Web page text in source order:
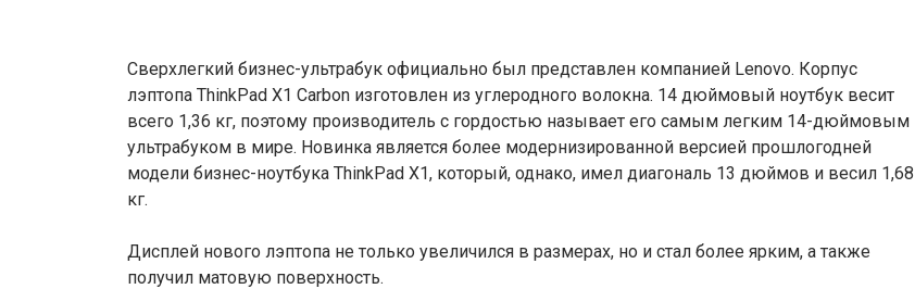
Сверхлегкий бизнес-ультрабук официально был представлен компанией Lenovo. Корпус
лэптопа ThinkPad X1 Carbon изготовлен из углеродного волокна. 14 дюймовый ноутбук весит
всего 1,36 кг, поэтому производитель с гордостью называет его самым легким 14-дюймовым
ультрабуком в мире. Новинка является более модернизированной версией прошлогодней
модели бизнес-ноутбука ThinkPad X1, который, однако, имел диагональ 13 дюймов и весил 1,68
кг.
Дисплей нового лэптопа не только увеличился в размерах, но и стал более ярким, а также
получил матовую поверхность.